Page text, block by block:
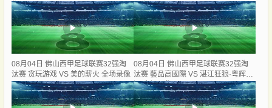
像
录像
08月04日 佛山西甲足球联赛32强淘
汰赛 贪玩游戏 VS 美的薪火 全场录像
08月04日 佛山西甲足球联赛32强淘
汰赛 藝品高國際 VS 湛江狂狼·粵辉能
源 全场录像